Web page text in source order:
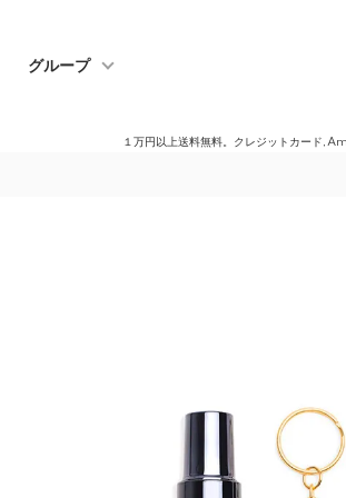
１万円以上送料無料。クレジットカード
グループ